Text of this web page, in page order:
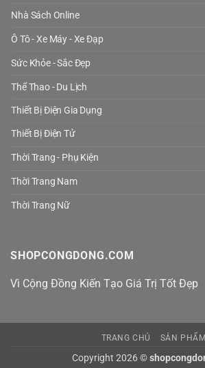
Nhà Sách Online
Ô Tô - Xe Máy - Xe Đạp
Sức Khỏe - Sắc Đẹp
Thể Thao - Du Lịch
Thiết Bị Điện Gia Dụng
Thiết Bị Điện Tử
Thời Trang - Phụ Kiện
Thời Trang Nam
Thời Trang Nữ
SHOPCONGDONG.COM
Vì Cộng Đồng Kiến Tạo Giá Trị Tốt Đẹp
TRANG CHỦ SẢN PHẨM
Copyright 2026 ©